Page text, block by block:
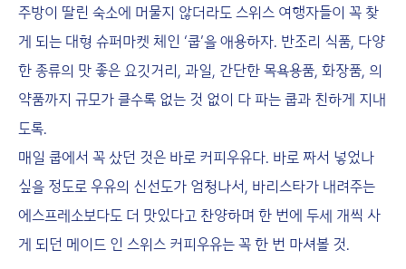
주방이 딸린 숙소에 머물지 않더라도 스위스 여행자들이 꼭 찾
게 되는 대형 슈퍼마켓 체인 ‘쿱’을 애용하자. 반조리 식품, 다양
한 종류의 맛 좋은 요깃거리, 과일, 간단한 목욕용품, 화장품, 의
약품까지 규모가 클수록 없는 것 없이 다 파는 쿱과 친하게 지내
도록.
매일 쿱에서 꼭 샀던 것은 바로 커피우유다. 바로 짜서 넣었나
싶을 정도로 우유의 신선도가 엄청나서, 바리스타가 내려주는
에스프레소보다도 더 맛있다고 찬양하며 한 번에 두세 개씩 사
게 되던 메이드 인 스위스 커피우유는 꼭 한 번 마셔볼 것.